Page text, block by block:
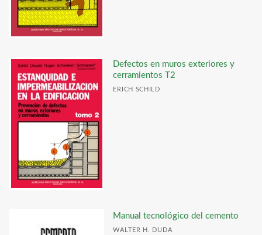
Defectos en muros exteriores y
cerramientos T2
ERICH SCHILD
Manual tecnológico del cemento
WALTER H. DUDA